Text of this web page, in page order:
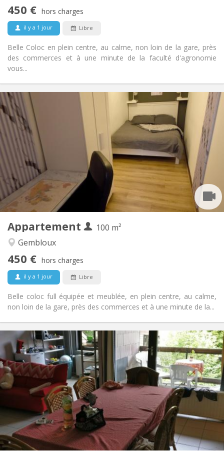
450 € hors charges
il y a 1 jour Libre
Belle Coloc en plein centre, au calme, non loin de la gare, près
des commerces et à une minute de la faculté d'agronomie
vous...
Appartement
100 m²
Gembloux
450 € hors charges
il y a 1 jour Libre
Belle coloc full équipée et meublée, en plein centre, au calme,
non loin de la gare, près des commerces et à une minute de la...
Infos Pratiques
Loyer:
450 €
Charges:
150 €
Durée:
12 mois, 11 mois, 10 mois, 5-6 mois
Domiciliation:
Sous conditions
Aménagement
Salle de bain:
Commune
Cuisine:
Commune
Superficie:
100 m
Pièces privées:
Communautaire, studieuse, chaleureuse,
Infos Pratiques
Loyer:
2200 € (440 €/pers.)
Charges:
375 € (75 €/pers.)
Durée:
12 mois
Domiciliation:
Non
Aménagement
Salle de bain:
Commune
Commune
Superficie:
110 m
Pièces privées:
5